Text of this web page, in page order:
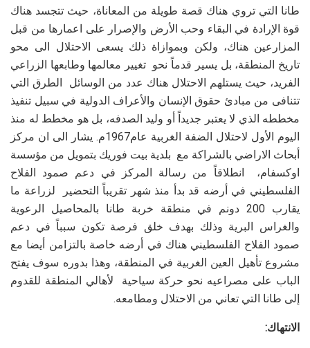
طانا التي تروي هناك قصة طويلة من المعاناة، حيث تتجسد هناك
قوة الإرادة في البقاء وحب الأرض والإصرار على اعمارها من قبل
المزارعين هناك، ولكن وبموازاة ذلك يسعى الاحتلال الى محو
تاريخ المنطقة، بل يسير قدماً نحو تغيير معالمها وطابعها الزراعي
الفريد، حيث يستلهم الاحتلال هناك عدد من الوسائل الطرق التي
تتنافى من مبادئ حقوق الإنسان والأعراف الدولية في سبيل تنفيذ
مخططه الذي لا يعتبر جديداً أو وليد الصدفه، بل هو مخطط له منذ
اليوم الأول لاحتلال الضفة الغربية عام1967م. يشار الى ان مركز
أبحاث الاراضي بالشراكة مع بلدية بيت فوريك بتمويل من مؤسسة
اوكسفام، انطلاقاً من رسالة المركز في دعم صمود الفلاح
الفلسطيني في أرضه قد بدأ منذ شهر تقريباً التحضير لزراعة ما
يقارب 200 دونم في منطقة خربة طانا بالمحاصيل الرعوية
والغراس البرية وذلك بهدف خلق فرصة تكون سبباً في دعم
صمود الفلاح الفلسطيني هناك في أرضه خاصة بالتزامن أيضا مع
مشروع تأهيل العين الغربية في المنطقة، وهذا بدوره سوف يفتح
الباب على مصراعيه نحو حركة سياحية لأهالي المنطقة للقدوم
إلى طانا التي تعاني من الاحتلال ومطامعه.
الانتهاك: